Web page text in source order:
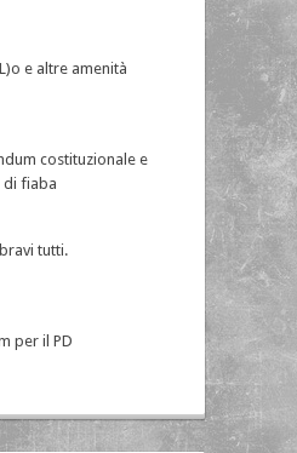
e altre amenità
costituzionale e
di fiaba
tutti.
per il PD